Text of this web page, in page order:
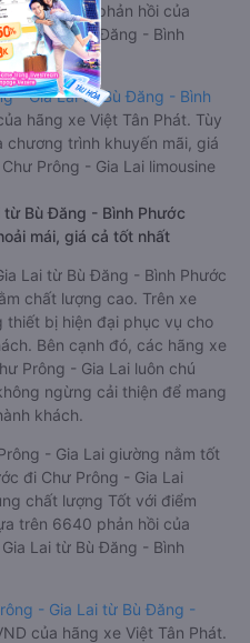
trên 6640 phản hồi của
Lai từ Bù Đăng - Bình
- Gia Lai từ Bù Đăng - Bình
hãng xe Việt Tân Phát. Tùy
trình khuyến mãi, giá
Prông - Gia Lai limousine
từ Bù Đăng - Bình Phước
mái, giá cả tốt nhất
Lai từ Bù Đăng - Bình Phước
chất lượng cao. Trên xe
bị hiện đại phục vụ cho
Bên cạnh đó, các hãng xe
Prông - Gia Lai luôn chú
ngừng cải thiện để mang
khách.
- Gia Lai giường nằm tốt
đi Chư Prông - Gia Lai
chất lượng Tốt với điểm
trên 6640 phản hồi của
Lai từ Bù Đăng - Bình
- Gia Lai từ Bù Đăng -
của hãng xe Việt Tân Phát.